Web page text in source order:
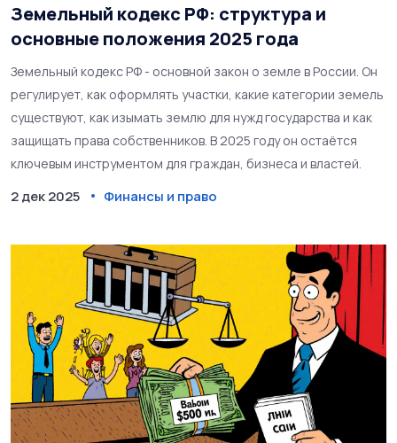
Земельный кодекс РФ: структура и
основные положения 2025 года
Земельный кодекс РФ - основной закон о земле в России. Он
регулирует, как оформлять участки, какие категории земель
существуют, как изымать землю для нужд государства и как
защищать права собственников. В 2025 году он остаётся
ключевым инструментом для граждан, бизнеса и властей.
2 дек 2025 Финансы и право